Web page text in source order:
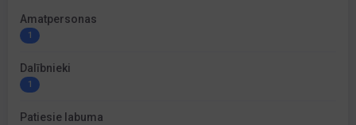
Amatpersonas
1
Dalībnieki
1
Patiesie labuma